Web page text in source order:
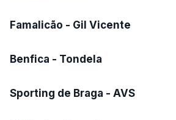
Famalicão - Gil Vicente
Benfica - Tondela
Sporting de Braga - AVS